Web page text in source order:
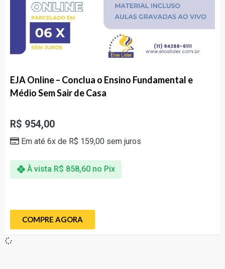
EJA Online – Conclua o Ensino Fundamental e
Médio Sem Sair de Casa
R$ 954,00
Em até 6x de R$ 159,00 sem juros
À vista R$ 858,60 no Pix
COMPRE AGORA